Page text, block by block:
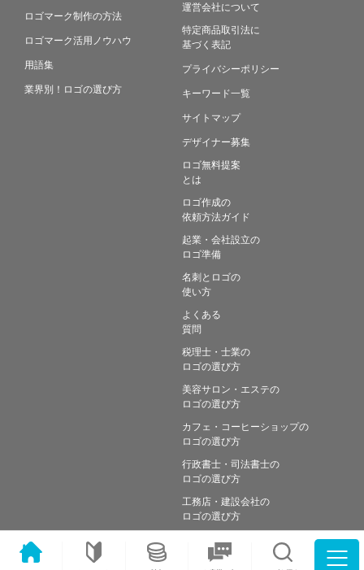
ロゴマーク制作の方法
ロゴマーク活用ノウハウ
用語集
業界別！ロゴの選び方
運営会社について
特定商品取引法に
基づく表記
プライバシーポリシー
キーワード一覧
サイトマップ
デザイナー募集
ロゴ無料提案
とは
ロゴ作成の
依頼方法ガイド
起業・会社設立の
ロゴ準備
名刺とロゴの
使い方
よくある
質問
税理士・士業の
ロゴの選び方
美容サロン・エステの
ロゴの選び方
カフェ・コーヒーショップの
ロゴの選び方
行政書士・司法書士の
ロゴの選び方
工務店・建設会社の
ロゴの選び方